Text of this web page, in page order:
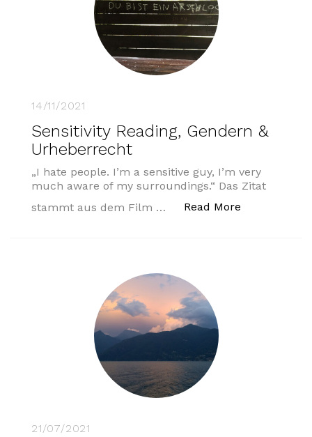
14/11/2021
Sensitivity Reading, Gendern &
Urheberrecht
„I hate people. I’m a sensitive guy, I’m very
much aware of my surroundings.“ Das Zitat
stammt aus dem Film …
Read More
21/07/2021